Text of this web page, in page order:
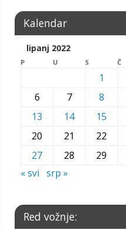
Kalendar
lipanj 2022
P U S Č
1
6
7 8
13
14 15
20
21 22
27
28 29
« svi srp »
Red vožnje: